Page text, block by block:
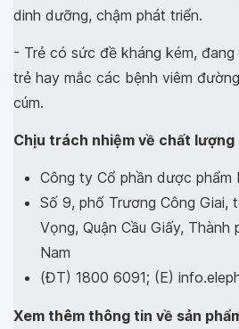
dinh dưỡng, chậm phát triển.
- Trẻ có sức đề kháng kém,
trẻ hay mắc các bệnh viêm
cúm.
Chịu trách nhiệm về chất lượng
Công ty Cổ phần dược phẩm
Số 9, phố Trương Công Giai,
Vọng, Quận Cầu Giấy, Thành
Nam
(ĐT) 1800 6091; (E)
Xem thêm thông tin về sản